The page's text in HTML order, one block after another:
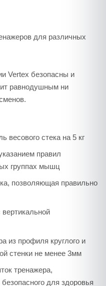
для различных
Vertex безопасны и
равнодушным ни
весового стека на 5 кг
правил
группах мышц
позволяющая правильно
из профиля круглого и
стенки не менее 3мм
тренажера,
для здоровья